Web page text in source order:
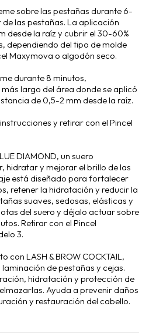
sobre las pestañas durante 6-
de las pestañas. La aplicación
desde la raíz y cubrir el 30-60%
dependiendo del tipo de molde
Maxymova o algodón seco.
durante 8 minutos,
largo del área donde se aplicó
de 0,5-2 mm desde la raíz.
y retirar con el Pincel
DIAMOND, un suero
hidratar y mejorar el brillo de las
está diseñado para fortalecer
retener la hidratación y reducir la
suaves, sedosas, elásticas y
del suero y déjalo actuar sobre
Retirar con el Pincel
3.
con LASH & BROW COCKTAIL,
de pestañas y cejas.
hidratación y protección de
Ayuda a prevenir daños
y restauración del cabello.